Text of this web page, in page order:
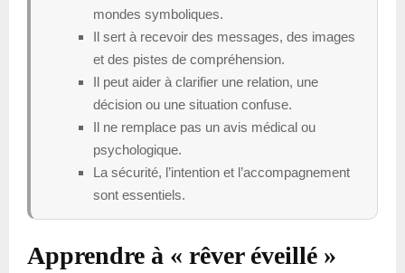
mondes symboliques.
Il sert à recevoir des messages, des images
et des pistes de compréhension.
Il peut aider à clarifier une relation, une
décision ou une situation confuse.
Il ne remplace pas un avis médical ou
psychologique.
La sécurité, l’intention et l’accompagnement
sont essentiels.
Apprendre à « rêver éveillé »